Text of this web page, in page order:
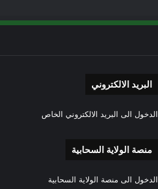
البريد الالكتروني
الدخول الى البريد الالكتروني الخاص
منصة الولاية السحابية
الدخول الى منصة الولاية السحابية